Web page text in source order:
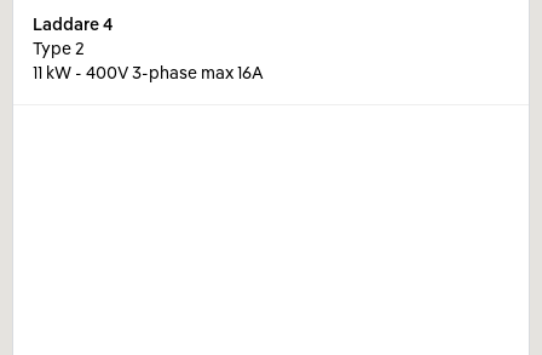
Laddare4
Type 2
11 kW - 400V 3-phase max 16A